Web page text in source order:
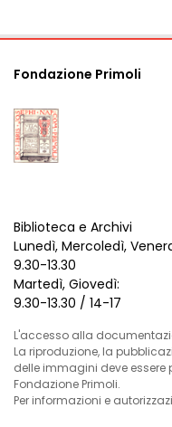
Fondazione Primoli
Biblioteca e Archivi
Lunedì, Mercoledì,
9.30-13.30
Martedì, Giovedì:
9.30-13.30 / 14-17
L'accesso alla
La riproduzione, la
delle immagini deve
Fondazione Primoli.
Per informazioni e